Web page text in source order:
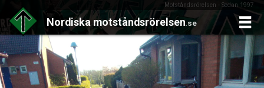
Motståndsrörelsen - Sedan 1997
Nordiska motståndsrörelsen.se
Skip
to
content